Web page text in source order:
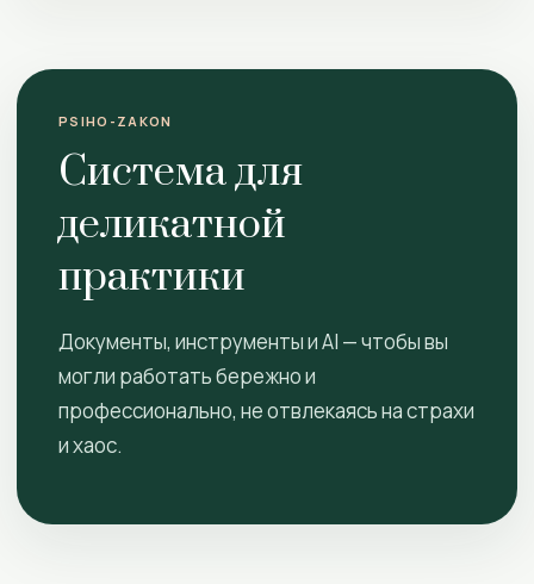
PSIHO-ZAKON
Система для
деликатной
практики
Документы, инструменты и AI — чтобы вы
могли работать бережно и
профессионально, не отвлекаясь на страхи
и хаос.